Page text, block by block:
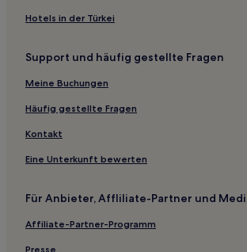
Günstige in Zhujiajiao
Business in Stadtbezirk Jiading
Familien in Stadtbezirk Jiading
Familien nahe Zhangjiang Hi-Tech Park in
Hotels mit Pool nahe Zhangjiang Hi-Tech
Hotels mit Wellnessbereich nahe
Familien nahe Fengjing Ancient Town
Hotels in der Türkei
Support und häufig gestellte Fragen
Meine Buchungen
Häufig gestellte Fragen
Kontakt
Eine Unterkunft bewerten
Für Anbieter, Affliliate-Partner und
Affiliate-Partner-Programm
Presse